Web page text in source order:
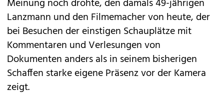
Meinung noch drohte, den damals 49-jährigen
Lanzmann und den Filmemacher von heute, der
bei Besuchen der einstigen Schauplätze mit
Kommentaren und Verlesungen von
Dokumenten anders als in seinem bisherigen
Schaffen starke eigene Präsenz vor der Kamera
zeigt.